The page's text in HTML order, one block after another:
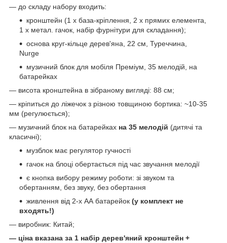
— до складу набору входить:
кронштейн (1 х база-кріплення, 2 х прямих елемента,
1 х метал. гачок, набір фурнітури для складання);
основа круг-кільце дерев'яна, 22 см, Туреччина,
Nurge
музичний блок для мобіля Преміум, 35 мелодій, на
батарейках
— висота кронштейна в зібраному вигляді: 88 см;
— кріпиться до ліжечок з різною товщиною бортика: ~10-35
мм (регулюється);
— музичний блок на батарейках на 35 мелодій (дитячі та
класичні);
музблок має регулятор гучності
гачок на блоці обертається під час звучання мелодії
є кнопка вибору режиму роботи: зі звуком та
обертанням, без звуку, без обертання
живлення від 2-х АА батарейок (у комплект не
входять!)
— виробник: Китай;
— ціна вказана за 1 набір дерев'яний кронштейн +